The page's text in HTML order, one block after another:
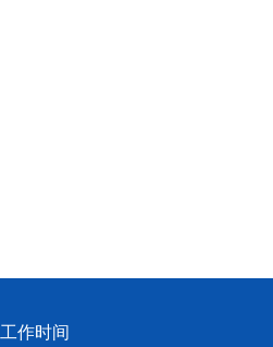
工作时间